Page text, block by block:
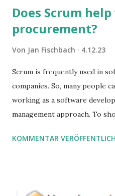
Does Scrum
procurement?
Von Jan Fischbach 4.12.23
Scrum is frequently used in
companies. So, many people
working as a software
management approach. To
processes.
KOMMENTAR